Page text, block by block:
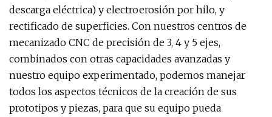
descarga eléctrica) y electroerosión por hilo, y
rectificado de superficies. Con nuestros centros de
mecanizado CNC de precisión de 3, 4 y 5 ejes,
combinados con otras capacidades avanzadas y
nuestro equipo experimentado, podemos manejar
todos los aspectos técnicos de la creación de sus
prototipos y piezas, para que su equipo pueda